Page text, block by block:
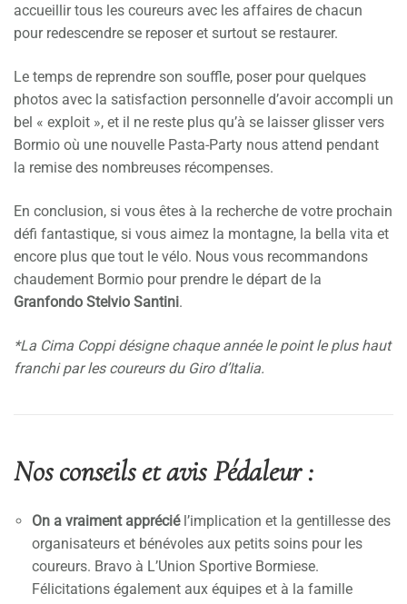
accueillir tous les coureurs avec les affaires de chacun
pour redescendre se reposer et surtout se restaurer.
Le temps de reprendre son souffle, poser pour quelques
photos avec la satisfaction personnelle d’avoir accompli un
bel « exploit », et il ne reste plus qu’à se laisser glisser vers
Bormio où une nouvelle Pasta-Party nous attend pendant
la remise des nombreuses récompenses.
En conclusion, si vous êtes à la recherche de votre prochain
défi fantastique, si vous aimez la montagne, la bella vita et
encore plus que tout le vélo. Nous vous recommandons
chaudement Bormio pour prendre le départ de la
Granfondo Stelvio Santini.
*La Cima Coppi désigne chaque année le point le plus haut
franchi par les coureurs du Giro d’Italia.
Nos conseils et avis Pédaleur :
On a vraiment appréciél’implication et la gentillesse des
organisateurs et bénévoles aux petits soins pour les
coureurs. Bravo à L’Union Sportive Bormiese.
Félicitations également aux équipes et à la famille